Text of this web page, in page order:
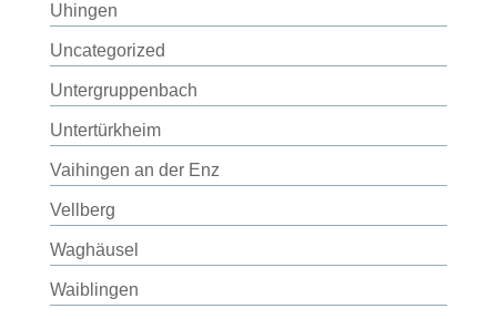
Uhingen
Uncategorized
Untergruppenbach
Untertürkheim
Vaihingen an der Enz
Vellberg
Waghäusel
Waiblingen